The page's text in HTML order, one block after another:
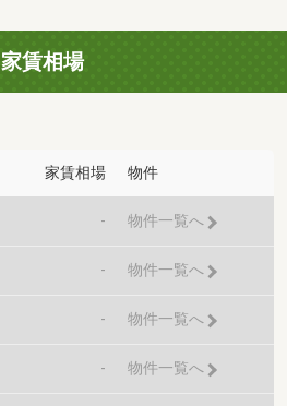
家賃相場
家賃相場 物件
- 物件一覧へ
- 物件一覧へ
- 物件一覧へ
- 物件一覧へ